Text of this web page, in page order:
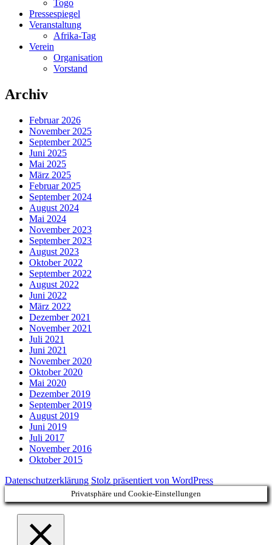
Togo
Pressespiegel
Veranstaltung
Afrika-Tag
Verein
Organisation
Vorstand
Archiv
Februar 2026
November 2025
September 2025
Juni 2025
Mai 2025
März 2025
Februar 2025
September 2024
August 2024
Mai 2024
November 2023
September 2023
August 2023
Oktober 2022
September 2022
August 2022
Juni 2022
März 2022
Dezember 2021
November 2021
Juli 2021
Juni 2021
November 2020
Oktober 2020
Mai 2020
Dezember 2019
September 2019
August 2019
Juni 2019
Juli 2017
November 2016
Oktober 2015
Datenschutzerklärung Stolz präsentiert von WordPress
Privatsphäre und Cookie-Einstellungen